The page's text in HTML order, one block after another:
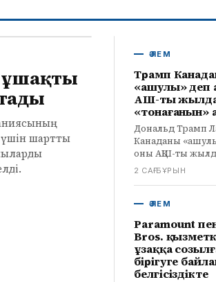
ұшақты
үшін шартты
ӘЛЕМ
Трамп
«ашулы» деп
АҚШ-ты
«тонағанын»
Дональд Трамп
Канаданы
оны АҚШ-ты
баждар арқылы
мәлімдеді.
2 САҒ БҰРЫН
ӘЛЕМ
Paramount
Bros.
ұзаққа
бірігуге
белгісіздікте